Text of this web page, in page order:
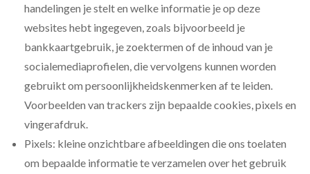
handelingen je stelt en welke informatie je op deze
websites hebt ingegeven, zoals bijvoorbeeld je
bankkaartgebruik, je zoektermen of de inhoud van je
socialemediaprofielen, die vervolgens kunnen worden
gebruikt om persoonlijkheidskenmerken af te leiden.
Voorbeelden van trackers zijn bepaalde cookies, pixels en
vingerafdruk.
Pixels: kleine onzichtbare afbeeldingen die ons toelaten
om bepaalde informatie te verzamelen over het gebruik